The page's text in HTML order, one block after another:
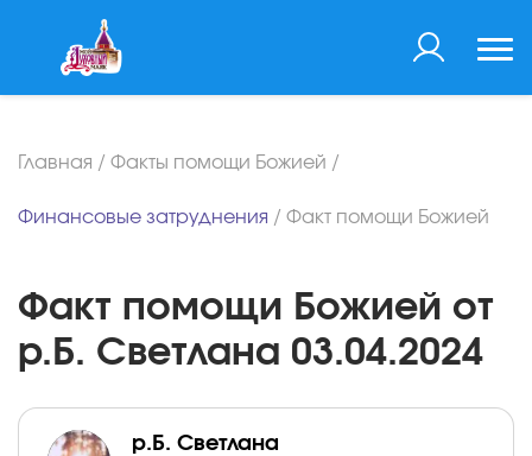
Главная / Факты помощи Божией /
Финансовые затруднения / Факт помощи Божией
Факт помощи Божией от
р.Б. Светлана 03.04.2024
р.Б. Светлана